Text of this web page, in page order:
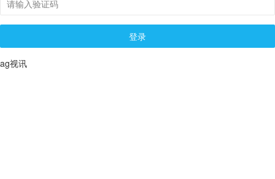
登录
ag视讯